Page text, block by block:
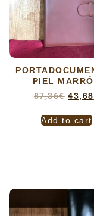
PIEL
87,36€ 43,68
Add to cart